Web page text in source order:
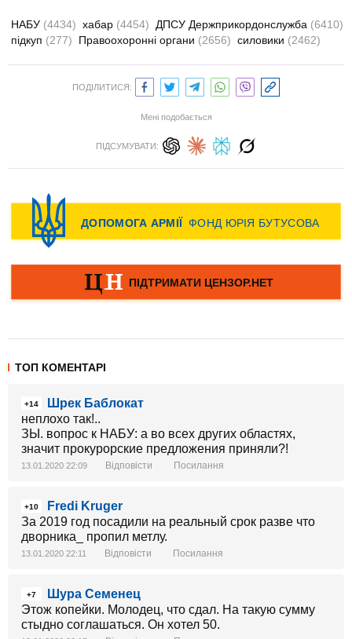
НАБУ (4434) хабар (4454) ДПСУ Держприкордонслужба (6410)
підкуп (277) Правоохоронні органи (2656) силовики (2462)
ПОДІЛИТИСЯ:
Мені подобається
ПІДСУМУВАТИ:
ТОП КОМЕНТАРІ
+14
Шрек Баблокат
неплохо так!..
ЗЫ. вопрос к НАБУ: а во всех других областях,
значит прокурорские предложения приняли?!
13.01.2020 22:09 Відповісти Посилання
+10
Fredi Kruger
За 2019 год посадили на реальный срок разве что
дворника_ пропил метлу.
13.01.2020 22:11 Відповісти Посилання
+7
Шура Семенец
Этож копейки. Молодец, что сдал. На такую сумму
стыдно соглашаться. Он хотел 50.